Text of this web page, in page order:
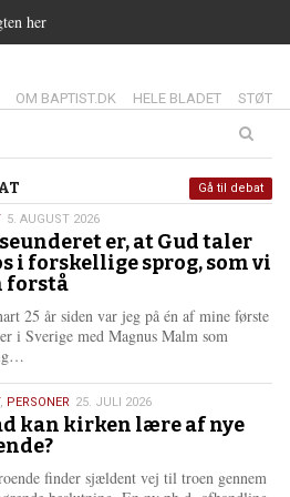
her
14.0:
OM BAPTIST.DK 15.0:
HELE BLADET 16.0:
STØT
5. AUGUST 2026
er, at Gud taler
i forskellige sprog, som vi
forstå
25 år siden var jeg på én af mine første
i Sverige med Magnus Malm som
s
m
e
r
e
, PERSONER 25. JULI 2026
kan kirken lære af nye
finder sjældent vej til troen gennem
Gå til debat